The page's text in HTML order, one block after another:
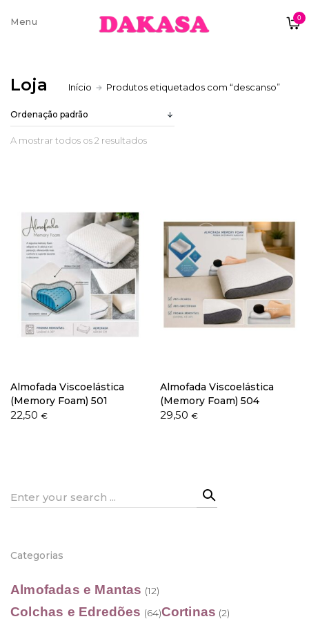
0
Sobre nós
Trocas e Devoluções
Termos e condições
Loja Início Produtos etiquetados com “descanso”
A mostrar todos os 2 resultados
Almofada Viscoelástica
(Memory Foam) 501
22,50 €
Almofada Viscoelástica
(Memory Foam) 504
29,50 €
Search
Categorias
Almofadas e Mantas (12)
Colchas e Edredões (64)Cortinas (2)